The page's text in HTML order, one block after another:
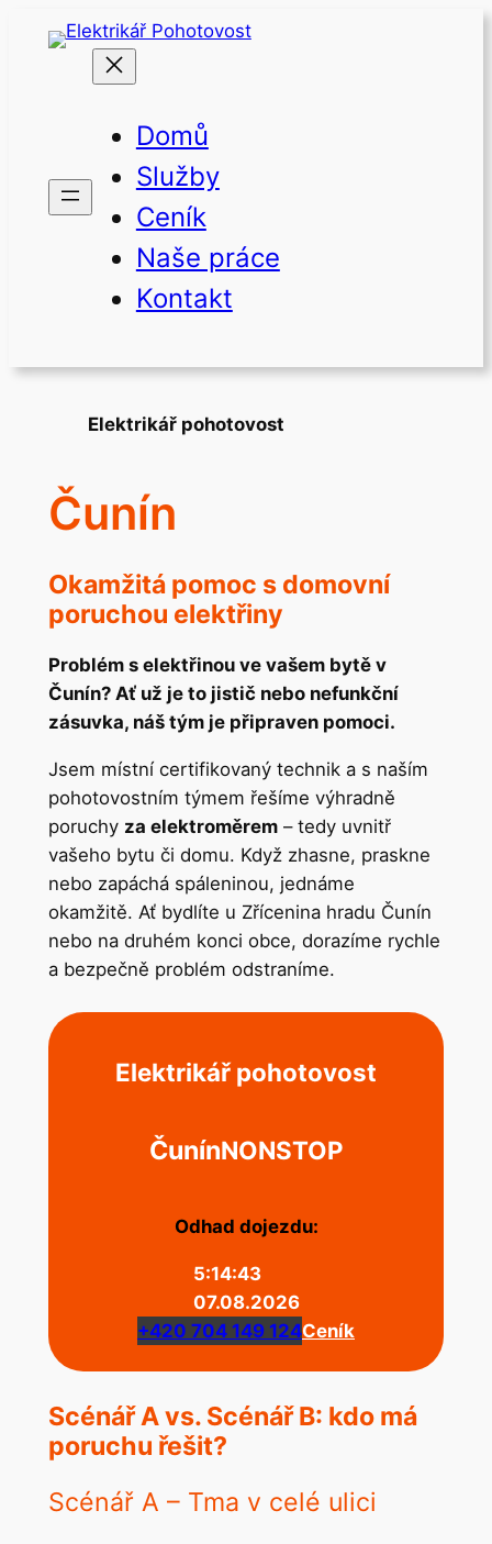
Přeskočit
Domů
Služby
Ceník
Naše práce
Kontakt
Elektrikář pohotovost
Čunín
Okamžitá pomoc s domovní
poruchou elektřiny
Problém s elektřinou ve vašem bytě v
Čunín? Ať už je to jistič nebo nefunkční
zásuvka, náš tým je připraven pomoci.
Jsem místní certifikovaný technik a s naším
pohotovostním týmem řešíme výhradně
poruchy za elektroměrem– tedy uvnitř
vašeho bytu či domu. Když zhasne, praskne
nebo zapáchá spáleninou, jednáme
okamžitě. Ať bydlíte u Zřícenina hradu Čunín
nebo na druhém konci obce, dorazíme rychle
a bezpečně problém odstraníme.
Elektrikář pohotovost
ČunínNONSTOP
Odhad dojezdu:
5:14:43
07.08.2026
+420 704 149 124Ceník
Scénář A vs. Scénář B: kdo má
poruchu řešit?
Scénář A – Tma v celé ulici